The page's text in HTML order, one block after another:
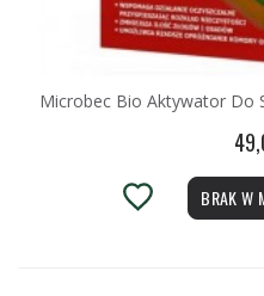
Microbec Bio Aktywator Do
BRAK W